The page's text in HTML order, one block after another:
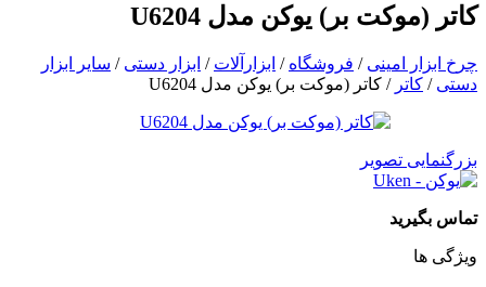
کاتر (موکت بر) یوکن مدل U6204
چرخ ابزار امینی / فروشگاه / ابزارآلات / ابزار دستی / سایر ابزار
دستی / کاتر / کاتر (موکت بر) یوکن مدل U6204
بزرگنمایی تصویر
تماس بگیرید
ویژگی ها